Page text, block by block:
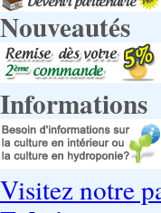
Nouveautés
Informations
Visitez notre